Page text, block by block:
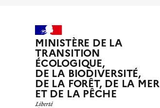
MINISTÈRE DE LA
TRANSITION
ÉCOLOGIQUE,
DE LA BIODIVERSITÉ,
DE LA FORÊT, DE LA MER
ET DE LA PÊCHE